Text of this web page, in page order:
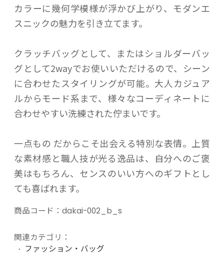
カラーに幾何学模様が浮かび上がり、モダンエ
スニックの魅力を引き立てます。
クラッチバッグとして、またはショルダーバッ
グとして2wayでお使いいただけるので、シーン
に合わせたスタイリングが可能。大人カジュア
ルからモード系まで、様々なコーディネートに
合わせやすい洗練された佇まいです。
一点もの だからこそ出会える特別な表情。上質
な素材感と職人技が光る逸品は、自分へのご褒
美はもちろん、センスのいい方へのギフトとし
ても喜ばれます。
商品コード： dakai-002_b_s
関連カテゴリ：
ファッション・バッグ